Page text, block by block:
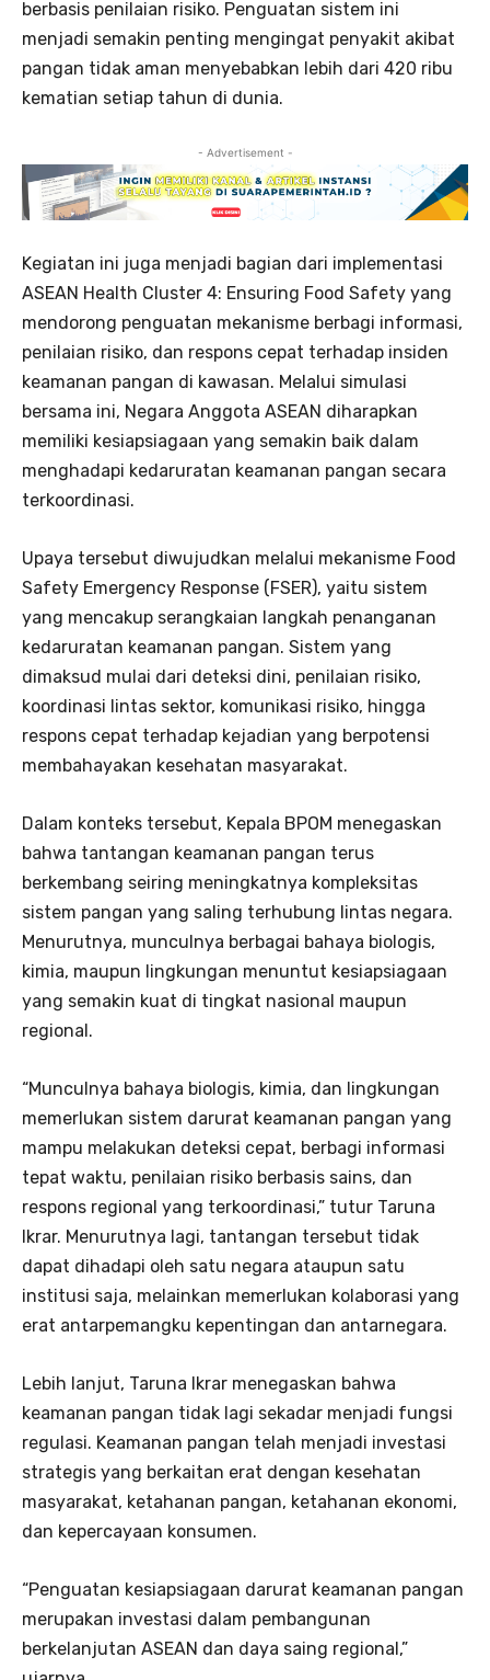
berbasis penilaian risiko. Penguatan sistem ini
menjadi semakin penting mengingat penyakit akibat
pangan tidak aman menyebabkan lebih dari 420 ribu
kematian setiap tahun di dunia.
- Advertisement -
Kegiatan ini juga menjadi bagian dari implementasi
ASEAN Health Cluster 4: Ensuring Food Safety yang
mendorong penguatan mekanisme berbagi informasi,
penilaian risiko, dan respons cepat terhadap insiden
keamanan pangan di kawasan. Melalui simulasi
bersama ini, Negara Anggota ASEAN diharapkan
memiliki kesiapsiagaan yang semakin baik dalam
menghadapi kedaruratan keamanan pangan secara
terkoordinasi.
Upaya tersebut diwujudkan melalui mekanisme Food
Safety Emergency Response (FSER), yaitu sistem
yang mencakup serangkaian langkah penanganan
kedaruratan keamanan pangan. Sistem yang
dimaksud mulai dari deteksi dini, penilaian risiko,
koordinasi lintas sektor, komunikasi risiko, hingga
respons cepat terhadap kejadian yang berpotensi
membahayakan kesehatan masyarakat.
Dalam konteks tersebut, Kepala BPOM menegaskan
bahwa tantangan keamanan pangan terus
berkembang seiring meningkatnya kompleksitas
sistem pangan yang saling terhubung lintas negara.
Menurutnya, munculnya berbagai bahaya biologis,
kimia, maupun lingkungan menuntut kesiapsiagaan
yang semakin kuat di tingkat nasional maupun
regional.
“Munculnya bahaya biologis, kimia, dan lingkungan
memerlukan sistem darurat keamanan pangan yang
mampu melakukan deteksi cepat, berbagi informasi
tepat waktu, penilaian risiko berbasis sains, dan
respons regional yang terkoordinasi,” tutur Taruna
Ikrar. Menurutnya lagi, tantangan tersebut tidak
dapat dihadapi oleh satu negara ataupun satu
institusi saja, melainkan memerlukan kolaborasi yang
erat antarpemangku kepentingan dan antarnegara.
Lebih lanjut, Taruna Ikrar menegaskan bahwa
keamanan pangan tidak lagi sekadar menjadi fungsi
regulasi. Keamanan pangan telah menjadi investasi
strategis yang berkaitan erat dengan kesehatan
masyarakat, ketahanan pangan, ketahanan ekonomi,
dan kepercayaan konsumen.
“Penguatan kesiapsiagaan darurat keamanan pangan
merupakan investasi dalam pembangunan
berkelanjutan ASEAN dan daya saing regional,”